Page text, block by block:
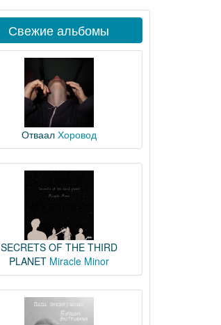
Свежие альбомы
Отваал Хоровод
SECRETS OF THE THIRD
PLANET Miracle Minor